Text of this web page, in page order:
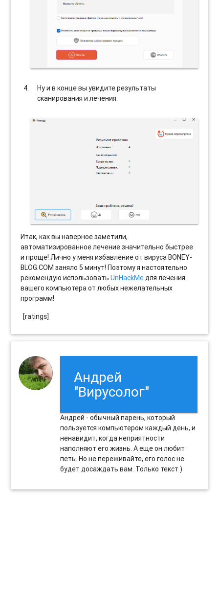
Ну и в конце вы увидите результаты
сканирования и лечения.
Итак, как вы наверное заметили,
автоматизированное лечение значительно быстрее
и проще! Лично у меня избавление от вируса BONEY-
BLOG.COM заняло 5 минут! Поэтому я настоятельно
рекомендую использоватьUnHackMeдля лечения
вашего компьютера от любых нежелательных
программ!
[ratings]
Андрей
"Вирусолог"
Андрей - обычный парень, который
пользуется компьютером каждый день, и
ненавидит, когда неприятности
наполняют его жизнь. А еще он любит
петь. Но не переживайте, его голос не
будет досаждать вам. Только текст )